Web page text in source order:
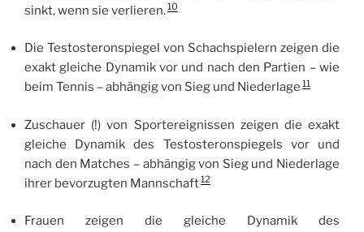
sinkt, wenn sie verlieren.10
Die Testosteronspiegel von Schachspielern zeigen die
exakt gleiche Dynamik vor und nach den Partien – wie
beim Tennis – abhängig von Sieg und Niederlage 11
Zuschauer (!) von Sportereignissen zeigen die exakt
gleiche Dynamik des Testosteronspiegels vor und
nach den Matches – abhängig von Sieg und Niederlage
ihrer bevorzugten Mannschaft12
Frauen zeigen die gleiche Dynamik des